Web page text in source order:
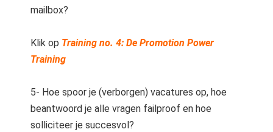
mailbox?
Klik op Training no. 4: De Promotion Power
Training
5- Hoe spoor je (verborgen) vacatures op, hoe
beantwoord je alle vragen failproof en hoe
solliciteer je succesvol?